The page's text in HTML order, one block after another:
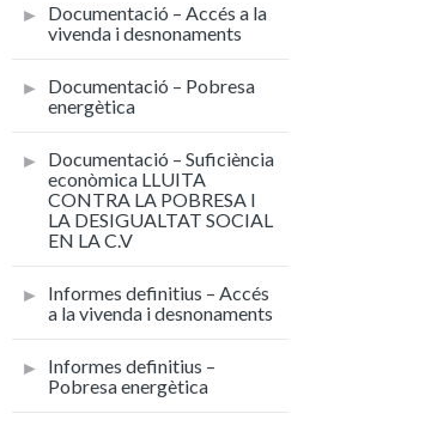
Documentació – Accés a la
vivenda i desnonaments
Documentació – Pobresa
energètica
Documentació – Suficiència
econòmica LLUITA
CONTRA LA POBRESA I
LA DESIGUALTAT SOCIAL
EN LA C.V
Informes definitius – Accés
a la vivenda i desnonaments
Informes definitius –
Pobresa energètica